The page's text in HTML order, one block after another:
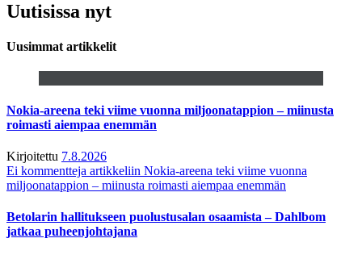
Uutisissa nyt
Uusimmat artikkelit
Nokia-areena teki viime vuonna miljoonatappion – miinusta
roimasti aiempaa enemmän
Kirjoitettu 7.8.2026
Ei kommentteja artikkeliin Nokia-areena teki viime vuonna
miljoonatappion – miinusta roimasti aiempaa enemmän
Betolarin hallitukseen puolustusalan osaamista – Dahlbom
jatkaa puheenjohtajana